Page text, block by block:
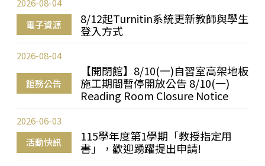
電子資源
8/12起Turnitin系統更新教師與學生
登入方式
2026-08-04
館務公告
【開閉館】8/10(一)自習室高架地板
施工期間暫停開放公告 8/10(一)
Reading Room Closure Notice
2026-08-04
活動快訊
115學年度第1學期「教授指定用
書」，歡迎踴躍提出申請!
2026-06-03